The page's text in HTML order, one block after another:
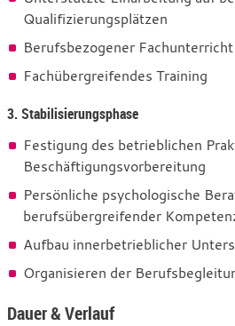
Qualifizierungsplätzen
Berufsbezogener Fachunterricht
Fachübergreifendes Training
3. Stabilisierungsphase
Festigung des betrieblichen
Beschäftigungsvorbereitung
Persönliche psychologische
berufsübergreifender
Aufbau innerbetrieblicher
Organisieren der
Dauer & Verlauf